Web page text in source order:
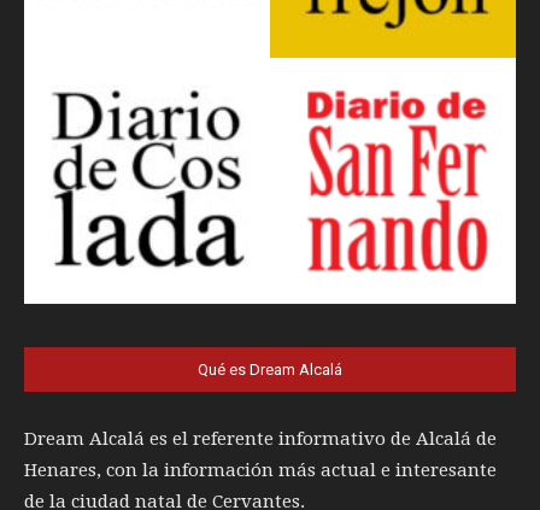
Qué es Dream Alcalá
Dream Alcalá es el referente informativo de Alcalá de
Henares, con la información más actual e interesante
de la ciudad natal de Cervantes.